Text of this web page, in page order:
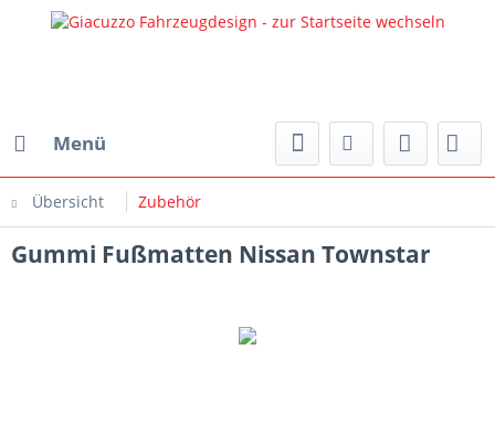
Menü
Übersicht Zubehör
Gummi Fußmatten Nissan Townstar